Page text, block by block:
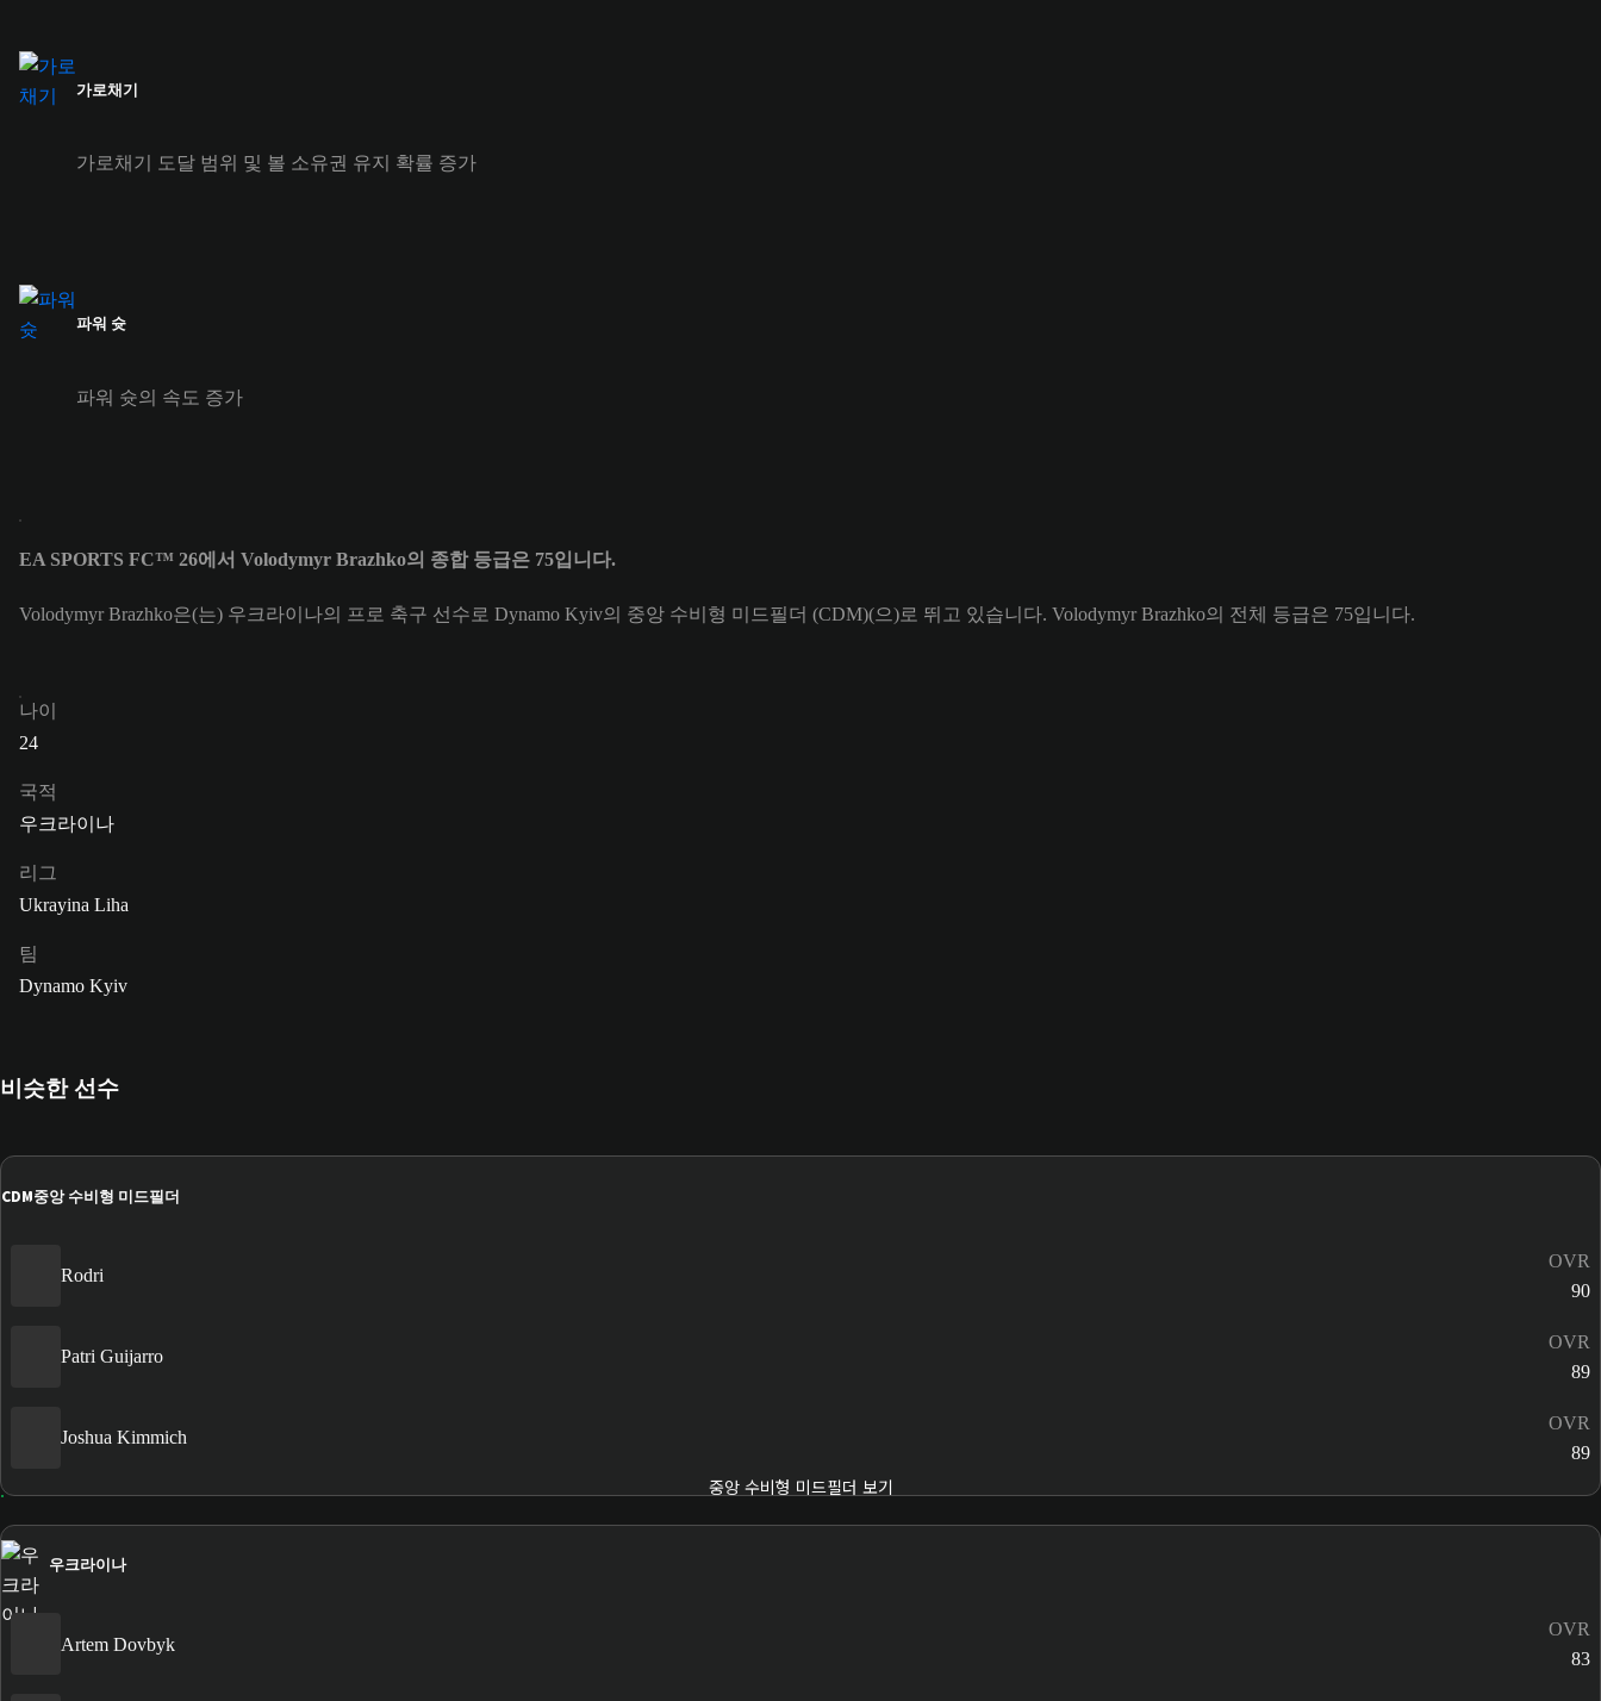
가로채기
가로채기 도달 범위 및 볼 소유권 유지 확률 증가
파워 슛
파워 슛의 속도 증가
EA SPORTS FC™ 26에서 Volodymyr Brazhko의 종합 등급은 75입니다.
Volodymyr Brazhko은(는) 우크라이나의 프로 축구 선수로 Dynamo Kyiv의 중앙 수비형 미드필더 (CDM)(으)로 뛰고 있습니다. Volodymyr Brazhko의 전체 등급은 75입니다.
나이
24
국적
우크라이나
리그
Ukrayina Liha
팀
Dynamo Kyiv
비슷한 선수
CDM중앙 수비형 미드필더
Rodri
OVR
90
Patri Guijarro
OVR
89
Joshua Kimmich
OVR
89
중앙 수비형 미드필더 보기
우크라이나
Artem Dovbyk
OVR
83